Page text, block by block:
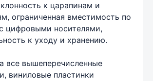
к царапинам и
ограниченная вместимость по
цифровыми носителями,
к уходу и хранению.
все вышеперечисленные
виниловые пластинки